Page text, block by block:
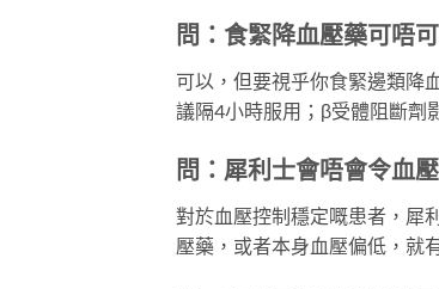
問：食緊降血壓藥可唔
可以，但要視乎你食緊邊類降
議隔4小時服用；β受體阻斷劑
問：犀利士會唔會令血
對於血壓控制穩定嘅患者，犀
壓藥，或者本身血壓偏低，就